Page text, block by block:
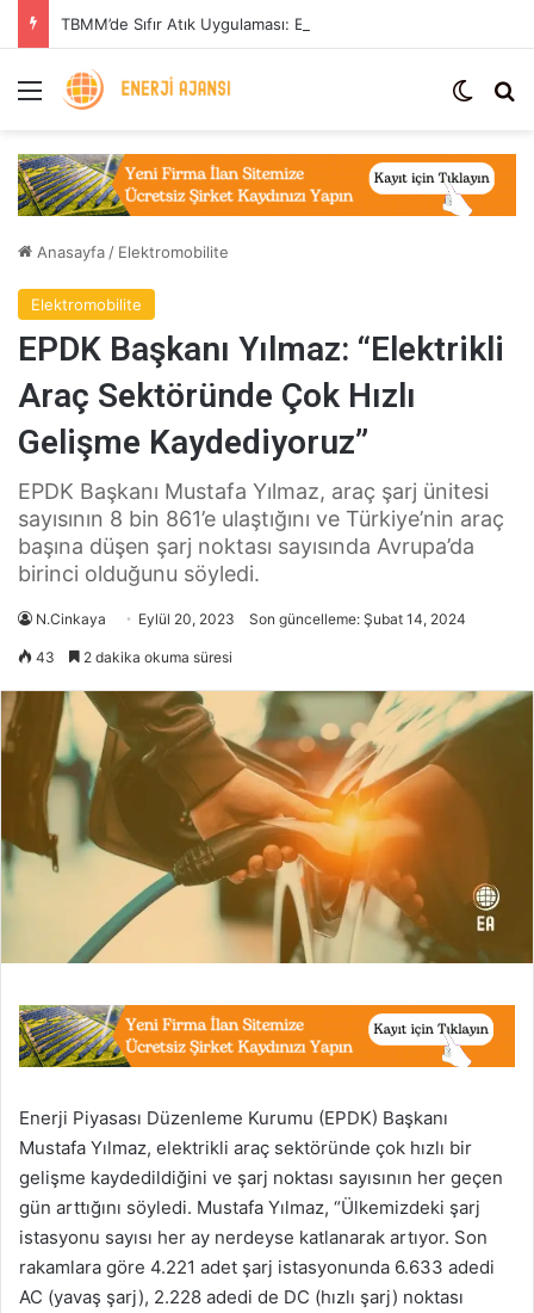
Menü Dış
Anasayfa / Elektromobilite
Elektromobilite
EPDK Başkanı Yılmaz: “Elektrikli
Araç Sektöründe Çok Hızlı
Gelişme Kaydediyoruz”
EPDK Başkanı Mustafa Yılmaz, araç şarj ünitesi
sayısının 8 bin 861’e ulaştığını ve Türkiye’nin araç
başına düşen şarj noktası sayısında Avrupa’da
birinci olduğunu söyledi.
N.Cinkaya Eylül 20, 2023 Son güncelleme: Şubat 14, 2024
43 2 dakika okuma süresi
Enerji Piyasası Düzenleme Kurumu (EPDK) Başkanı
Mustafa Yılmaz, elektrikli araç sektöründe çok hızlı bir
gelişme kaydedildiğini ve şarj noktası sayısının her geçen
gün arttığını söyledi. Mustafa Yılmaz, “Ülkemizdeki şarj
istasyonu sayısı her ay nerdeyse katlanarak artıyor. Son
rakamlara göre 4.221 adet şarj istasyonunda 6.633 adedi
AC (yavaş şarj), 2.228 adedi de DC (hızlı şarj) noktası